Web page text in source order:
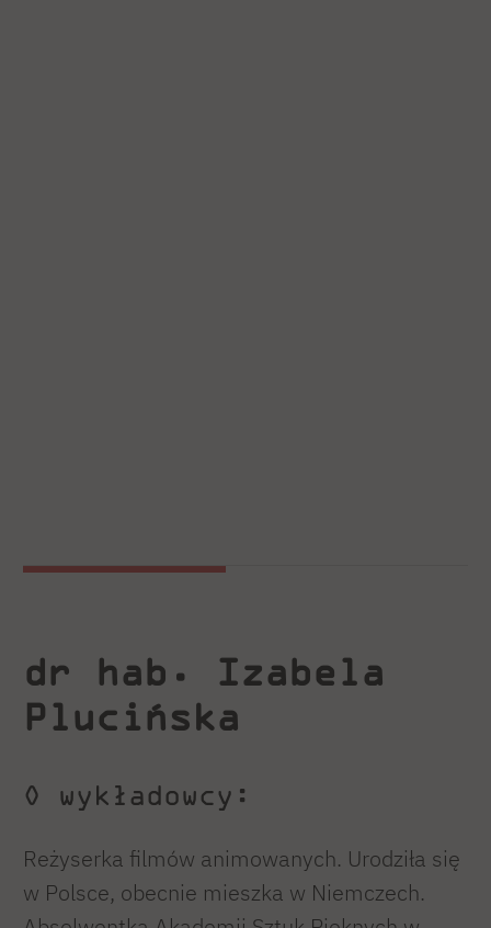
dr hab. Izabela
Plucińska
O wykładowcy:
Reżyserka filmów animowanych. Urodziła się
w Polsce, obecnie mieszka w Niemczech.